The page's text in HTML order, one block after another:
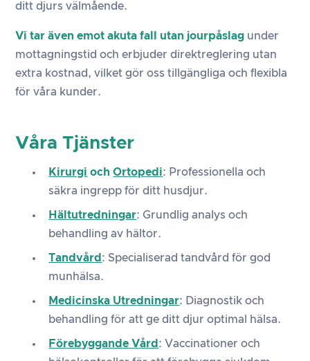
ditt djurs välmående.
Vi tar även emot akuta fall utan jourpåslag under
mottagningstid och erbjuder direktreglering utan
extra kostnad, vilket gör oss tillgängliga och flexibla
för våra kunder.
Våra Tjänster
Kirurgi ochOrtopedi: Professionella och
säkra ingrepp för ditt husdjur.
Hältutredningar: Grundlig analys och
behandling av hältor.
Tandvård : Specialiserad tandvård för god
munhälsa.
Medicinska Utredningar: Diagnostik och
behandling för att ge ditt djur optimal hälsa.
Förebyggande Vård : Vaccinationer och